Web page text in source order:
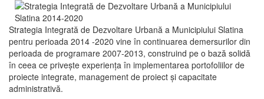
Strategia Integrată de Dezvoltare Urbană a Municipiului Slatina
pentru perioada 2014 -2020 vine în continuarea demersurilor din
perioada de programare 2007-2013, construind pe o bază solidă
în ceea ce priveşte experienţa în implementarea portofoliilor de
proiecte integrate, management de proiect și capacitate
administrativă.